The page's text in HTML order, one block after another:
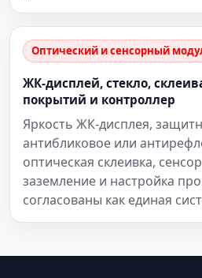
Оптический и сенсорный
ЖК-дисплей, стекло,
покрытий и контроллер
Яркость ЖК-дисплея,
антибликовое или
оптическая склеивка,
заземление и настройка
согласованы как единая